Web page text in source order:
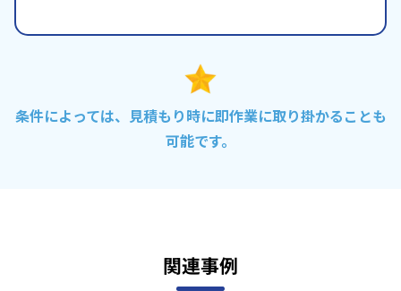
条件によっては、見積もり時に即作業に取り掛かることも
可能です。
関連事例